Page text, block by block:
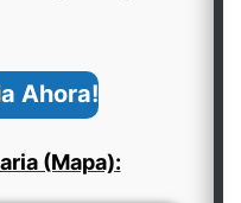
Ahora!
(Mapa):